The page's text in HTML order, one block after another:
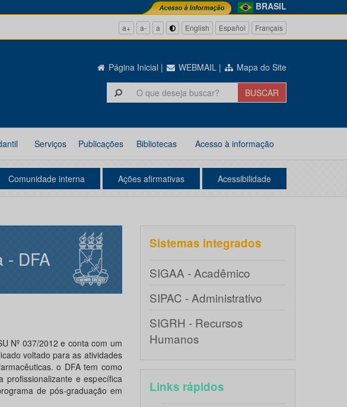
BRASIL
a+ a- a English Español Français
Página Inicial | WEBMAIL | Mapa do Site
Serviços Publicações Bibliotecas Acesso à informação
Comunidade interna Ações afirmativas Acessibilidade
- DFA
Nº 037/2012 e conta com um
voltado para as atividades
o DFA tem como
profissionalizante e específica
de pós-graduação em
Sistemas integrados
SIGAA - Acadêmico
SIPAC - Administrativo
SIGRH - Recursos
Humanos
Links rápidos